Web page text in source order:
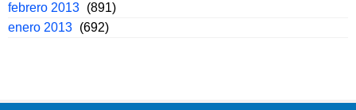
febrero 2013 (891)
enero 2013 (692)